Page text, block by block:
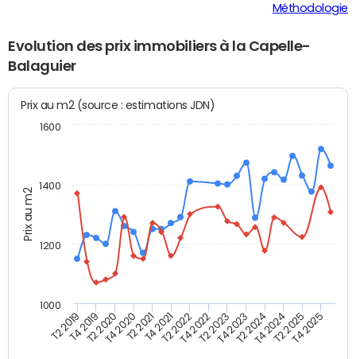
Méthodologie
Evolution des prix immobiliers à la Capelle-
Balaguier
Prix au m2
Prix au m2 (source : estimations JDN)
T2 2019T4 2019T2 2020T4 2020T2 2021T4 2021T2 2022T4 2022T2 2023T4 2023T2 2024T4 2024T2 2025T4 2025
1000
1200
1400
1600